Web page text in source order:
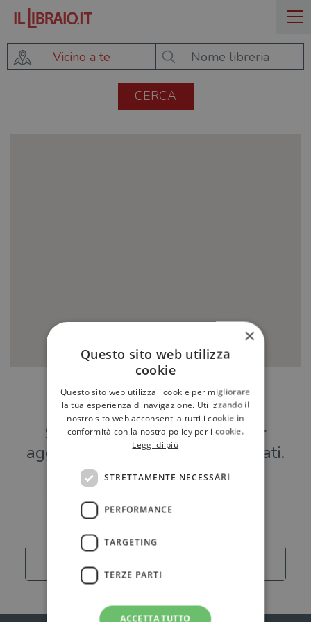
Vicino a te
Hai una libreria?
Scrivici a
per
aggiungere o modificare i tuoi dati.
Librerie
×
Questo sito web utilizza
cookie
Questo sito web utilizza i cookie per migliorare
la tua esperienza di navigazione. Utilizzando il
nostro sito web acconsenti a tutti i cookie in
conformità con la nostra policy per i cookie.
Leggi di più
STRETTAMENTE NECESSARI
PERFORMANCE
TARGETING
TERZE PARTI
ACCETTA TUTTO